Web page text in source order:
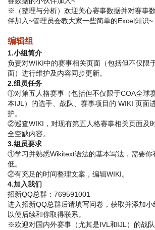
※（整理与分析）欢迎关心赛事数据并对赛事
伴加入~管理员会教大家一些简单的Excel知识~
编辑组
1.小组简介
负责对WIKI中的赛事相关页面（包括但不仅限
面）进行维护及内容同步更新。
2.组员任务
①对第五人格赛事（包括但不仅限于COA全球
本IJL）的选手、战队、赛事项目的 WIKI 页面
护。
②巡查WIKI，对现有第五人格赛事相关页面及
全空缺内容。
3.组员要求
①学习并熟悉Wikitext语法的基本写法，需要你
低。
②有充足的时间整理文案，编辑WIKI。
4.加入我们
招新QQ总群：769591001
进入招新QQ总群后请填写问卷，获取并添加小
以便后续和你取得联系。
※欢迎对国内外赛事（尤其是IVL和IJL）的战